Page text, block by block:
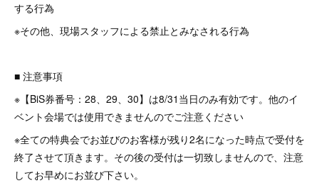
する行為
※その他、現場スタッフによる禁止とみなされる行為
■ 注意事項
※【BiS券番号：28、29、30】は8/31当日のみ有効です。他のイ
ベント会場では使用できませんのでご注意ください
※全ての特典会でお並びのお客様が残り2名になった時点で受付を
終了させて頂きます。その後の受付は一切致しませんので、注意
してお早めにお並び下さい。